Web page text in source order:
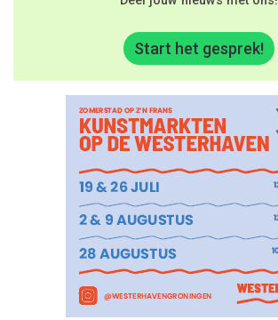
Start het gesprek!